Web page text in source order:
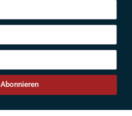
Abonnieren